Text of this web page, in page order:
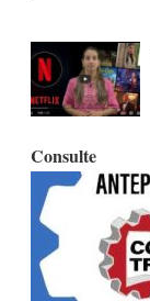
Consulte